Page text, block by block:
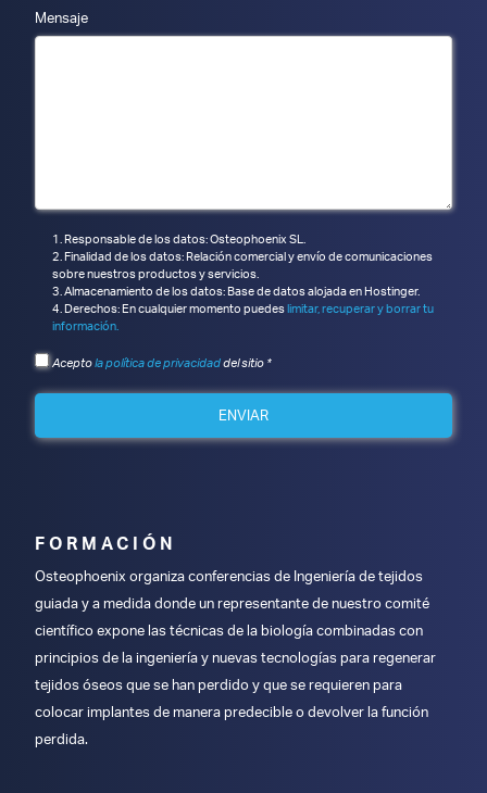
Mensaje
Responsable de los datos: Osteophoenix SL.
Finalidad de los datos: Relación comercial y envío de comunicaciones
sobre nuestros productos y servicios.
Almacenamiento de los datos: Base de datos alojada en Hostinger.
Derechos: En cualquier momento puedes limitar, recuperar y borrar tu
información.
Aceptola política de privacidaddel sitio *
ENVIAR
FORMACIÓN
Osteophoenix organiza conferencias de Ingeniería de tejidos
guiada y a medida donde un representante de nuestro comité
científico expone las técnicas de la biología combinadas con
principios de la ingeniería y nuevas tecnologías para regenerar
tejidos óseos que se han perdido y que se requieren para
colocar implantes de manera predecible o devolver la función
perdida.